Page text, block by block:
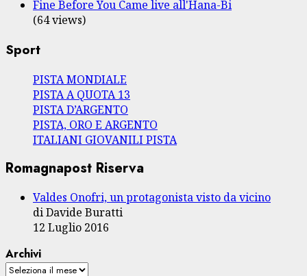
Fine Before You Came live all'Hana-Bi
(64 views)
Sport
PISTA MONDIALE
PISTA A QUOTA 13
PISTA D’ARGENTO
PISTA, ORO E ARGENTO
ITALIANI GIOVANILI PISTA
Romagnapost Riserva
Valdes Onofri, un protagonista visto da vicino
di Davide Buratti
12 Luglio 2016
Archivi